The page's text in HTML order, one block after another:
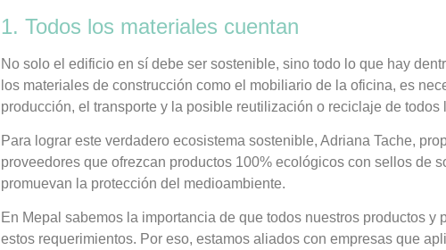
1. Todos los materiales cuentan
No solo el edificio en sí debe ser sostenible, sino todo lo que hay
los materiales de construcción como el mobiliario de la oficina, es
producción, el transporte y la posible reutilización o reciclaje de todos
Para lograr este verdadero ecosistema sostenible, Adriana Tache,
proveedores que ofrezcan productos 100% ecológicos con sellos de
promuevan la protección del medioambiente.
En Mepal sabemos la importancia de que todos nuestros productos y
estos requerimientos. Por eso, estamos aliados con empresas que